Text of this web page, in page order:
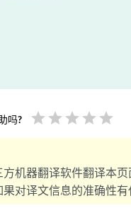
吗? star star star star star
机器翻译软件翻译本
对译文信息的准确性